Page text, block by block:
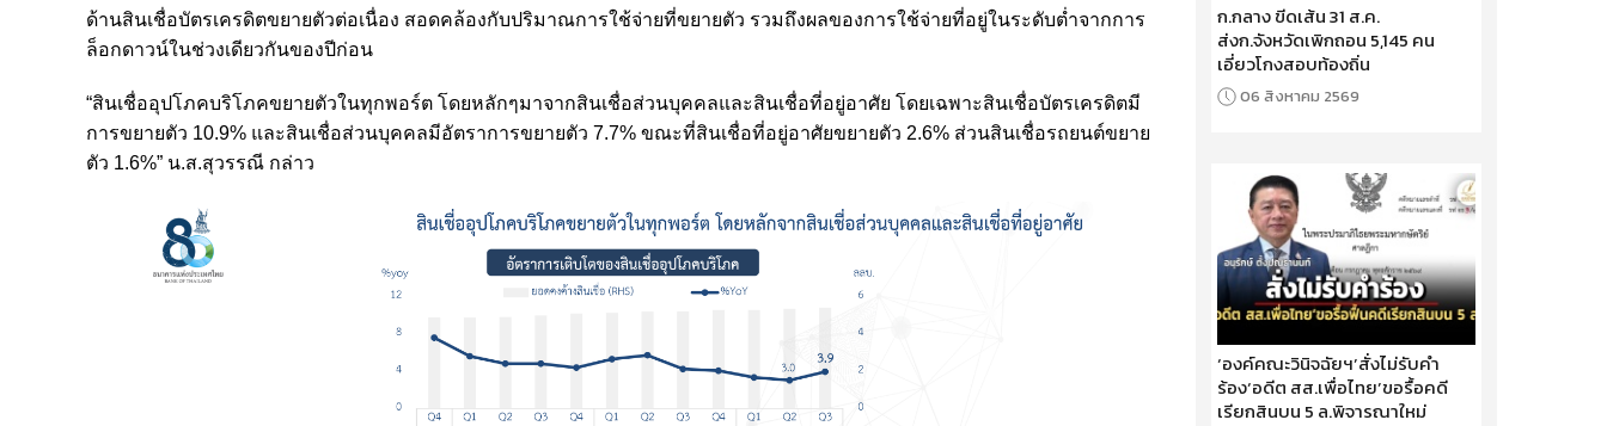
ด้านสินเชื่อบัตรเครดิตขยายตัวต่อเนื่อง สอดคล้องกับปริมาณการใช้จ่ายที่ขยายตัว รวมถึงผลของการใช้จ่ายที่อยู่ในระดับต่ำจากการ
ล็อกดาวน์ในช่วงเดียวกันของปีก่อน
“สินเชื่ออุปโภคบริโภคขยายตัวในทุกพอร์ต โดยหลักๆมาจากสินเชื่อส่วนบุคคลและสินเชื่อที่อยู่อาศัย โดยเฉพาะสินเชื่อบัตรเครดิตมี
การขยายตัว 10.9% และสินเชื่อส่วนบุคคลมีอัตราการขยายตัว 7.7% ขณะที่สินเชื่อที่อยู่อาศัยขยายตัว 2.6% ส่วนสินเชื่อรถยนต์ขยาย
ตัว 1.6%” น.ส.สุวรรณี กล่าว
ก.กลาง ขีดเส้น 31 ส.ค.
ส่งก.จังหวัดเพิกถอน 5,145 คน
เอี่ยวโกงสอบท้องถิ่น
06 สิงหาคม 2569
‘องค์คณะวินิจฉัยฯ’สั่งไม่รับคำ
ร้อง‘อดีต สส.เพื่อไทย’ขอรื้อคดี
เรียกสินบน 5 ล.พิจารณาใหม่